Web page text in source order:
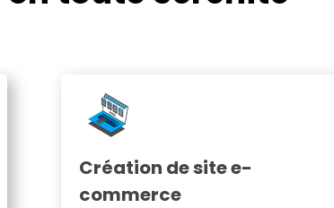
Création de site e-
commerce